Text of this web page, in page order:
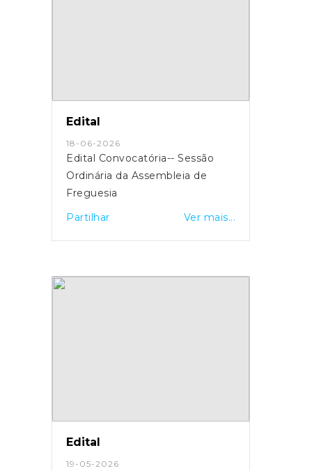
Edital
18-06-2026
Edital Convocatória-- Sessão
Ordinária da Assembleia de
Freguesia
Partilhar
Ver mais...
Edital
19-05-2026